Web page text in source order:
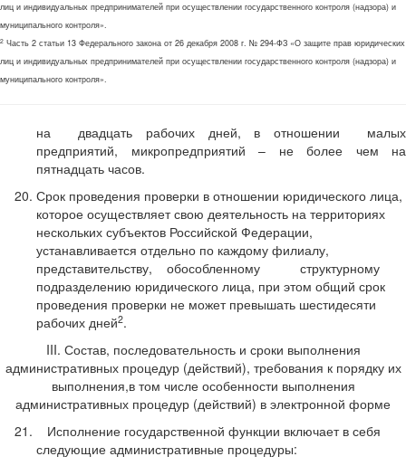
лиц и индивидуальных предпринимателей при осуществлении государственного контроля (надзора) и
муниципального контроля».
2 Часть 2 статьи 13 Федерального закона от 26 декабря 2008 г. № 294-ФЗ «О защите прав юридических
лиц и индивидуальных предпринимателей при осуществлении государственного контроля (надзора) и
муниципального контроля».
на двадцать рабочих дней, в отношении малых
предприятий, микропредприятий – не более чем на
пятнадцать часов.
Срок проведения проверки в отношении юридического лица,
которое осуществляет свою деятельность на территориях
нескольких субъектов Российской Федерации,
устанавливается отдельно по каждому филиалу,
представительству, обособленному структурному
подразделению юридического лица, при этом общий срок
проведения проверки не может превышать шестидесяти
рабочих дней2.
III. Состав, последовательность и сроки выполнения
административных процедур (действий), требования к порядку их
выполнения,в том числе особенности выполнения
административных процедур (действий) в электронной форме
Исполнение государственной функции включает в себя
следующие административные процедуры: